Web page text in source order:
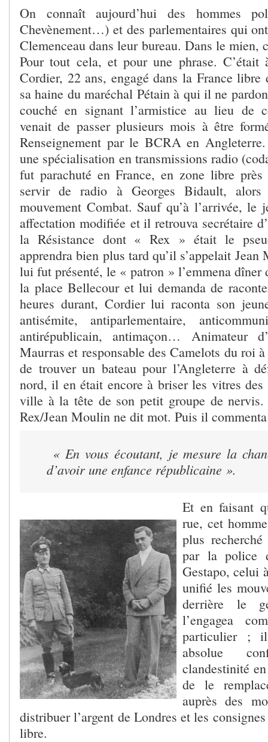
On connaît aujourd’hui des hommes
Chevènement…) et des parlementaires qui
Clemenceau dans leur bureau. Dans le mien,
Pour tout cela, et pour une phrase. C’était
Cordier, 22 ans, engagé dans la France
sa haine du maréchal Pétain à qui il ne
couché en signant l’armistice au lieu de
venait de passer plusieurs mois à être
Renseignement par le BCRA en
une spécialisation en transmissions radio
fut parachuté en France, en zone libre
servir de radio à Georges Bidault,
mouvement Combat. Sauf qu’à l’arrivée, le
affectation modifiée et il retrouva secrétaire
la Résistance dont « Rex » était le
apprendra bien plus tard qu’il s’appelait
lui fut présenté, le « patron » l’emmena dîner
la place Bellecour et lui demanda de
heures durant, Cordier lui raconta son
antisémite, antiparlementaire,
antirépublicain, antimaçon… Animateur
Maurras et responsable des Camelots du roi
de trouver un bateau pour l’Angleterre à
nord, il en était encore à briser les vitres
ville à la tête de son petit groupe de
Rex/Jean Moulin ne dit mot. Puis il
« En vous écoutant, je mesure la
d’avoir une enfance républicaine ».
Et en faisant
rue, cet
plus
par la police
Gestapo, celui
unifié les
derrière le
l’engagea
particulier ;
absolue
clandestinité
de le
auprès des
distribuer l’argent de Londres et les
libre.